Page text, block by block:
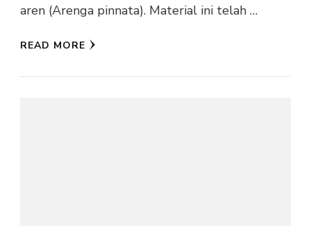
aren (Arenga pinnata). Material ini telah …
READ MORE